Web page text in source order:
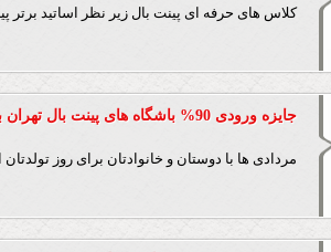
کلاس های حرفه ای پینت بال زیر نظر اساتید برتر
جایزه ورودی 90% باشگاه های پینت بال تهران برای متولدین مرداد
مردادی ها با دوستان و خانوادتان برای روز تولدتان